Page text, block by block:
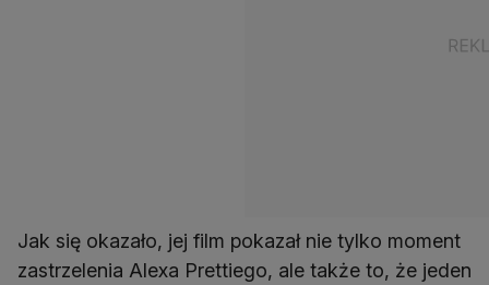
Jak się okazało, jej film pokazał nie tylko moment
zastrzelenia Alexa Prettiego, ale także to, że jeden